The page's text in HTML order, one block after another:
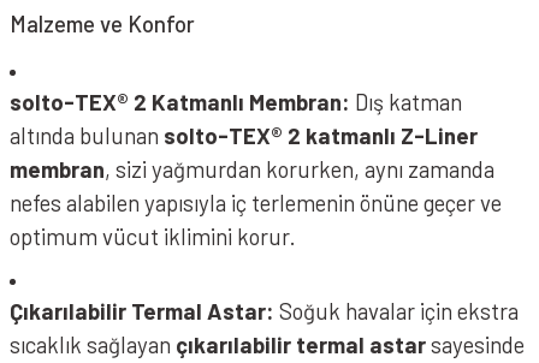
Malzeme ve Konfor
solto-TEX® 2 Katmanlı Membran: Dış katman
altında bulunan solto-TEX® 2 katmanlı Z-Liner
membran, sizi yağmurdan korurken, aynı zamanda
nefes alabilen yapısıyla iç terlemenin önüne geçer ve
optimum vücut iklimini korur.
Çıkarılabilir Termal Astar: Soğuk havalar için ekstra
sıcaklık sağlayan çıkarılabilir termal astarsayesinde